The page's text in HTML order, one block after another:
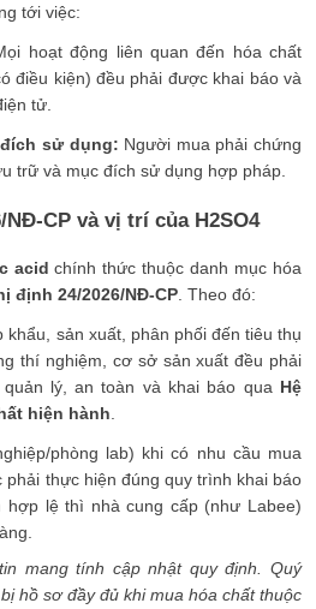
tới việc:
hoạt động liên quan đến hóa chất
điều kiện) đều phải được khai báo và
tử.
sử dụng: Người mua phải chứng
trữ và mục đích sử dụng hợp pháp.
NĐ-CP và vị trí của H2SO4
acid chính thức thuộc danh mục hóa
định 24/2026/NĐ-CP . Theo đó:
khẩu, sản xuất, phân phối đến tiêu thụ
thí nghiệm, cơ sở sản xuất đều phải
lý, an toàn và khai báo qua Hệ
hiện hành
phòng lab) khi có nhu cầu mua
phải thực hiện đúng quy trình khai báo
hợp lệ thì nhà cung cấp (như Labee)
mang tính cập nhật quy định. Quý
hồ sơ đầy đủ khi mua hóa chất thuộc